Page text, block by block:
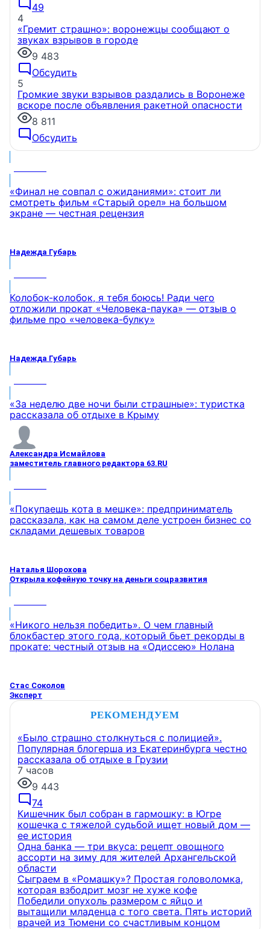
49
4
«Гремит страшно»: воронежцы сообщают о
звуках взрывов в городе
9 483
Обсудить
5
Громкие звуки взрывов раздались в Воронеже
вскоре после объявления ракетной опасности
8 811
Обсудить
«Финал не совпал с ожиданиями»: стоит ли
смотреть фильм «Старый орел» на большом
экране — честная рецензия
Надежда Губарь
Колобок-колобок, я тебя боюсь! Ради чего
отложили прокат «Человека-паука» — отзыв о
фильме про «человека-булку»
Надежда Губарь
«За неделю две ночи были страшные»: туристка
рассказала об отдыхе в Крыму
Александра Исмайлова
заместитель главного редактора 63.RU
«Покупаешь кота в мешке»: предприниматель
рассказала, как на самом деле устроен бизнес со
складами дешевых товаров
Наталья Шорохова
Открыла кофейную точку на деньги соцразвития
«Никого нельзя победить». О чем главный
блокбастер этого года, который бьет рекорды в
прокате: честный отзыв на «Одиссею» Нолана
Стас Соколов
Эксперт
РЕКОМЕНДУЕМ
«Было страшно столкнуться с полицией».
Популярная блогерша из Екатеринбурга честно
рассказала об отдыхе в Грузии
7 часов
9 443
74
Кишечник был собран в гармошку: в Югре
кошечка с тяжелой судьбой ищет новый дом —
ее история
Одна банка — три вкуса: рецепт овощного
ассорти на зиму для жителей Архангельской
области
Сыграем в «Ромашку»? Простая головоломка,
которая взбодрит мозг не хуже кофе
Победили опухоль размером с яйцо и
вытащили младенца с того света. Пять историй
врачей из Тюмени со счастливым концом